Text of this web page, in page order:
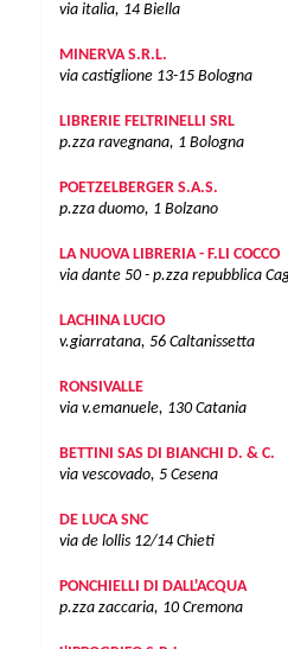
via italia, 14 Biella
MINERVA S.R.L.
via castiglione 13-15 Bologna
LIBRERIE FELTRINELLI SRL
p.zza ravegnana, 1 Bologna
POETZELBERGER S.A.S.
p.zza duomo, 1 Bolzano
LA NUOVA LIBRERIA - F.LI COCCO
via dante 50 - p.zza repubblica
LACHINA LUCIO
v.giarratana, 56 Caltanissetta
RONSIVALLE
via v.emanuele, 130 Catania
BETTINI SAS DI BIANCHI D. & C.
via vescovado, 5 Cesena
DE LUCA SNC
via de lollis 12/14 Chieti
PONCHIELLI DI DALL'ACQUA
p.zza zaccaria, 10 Cremona